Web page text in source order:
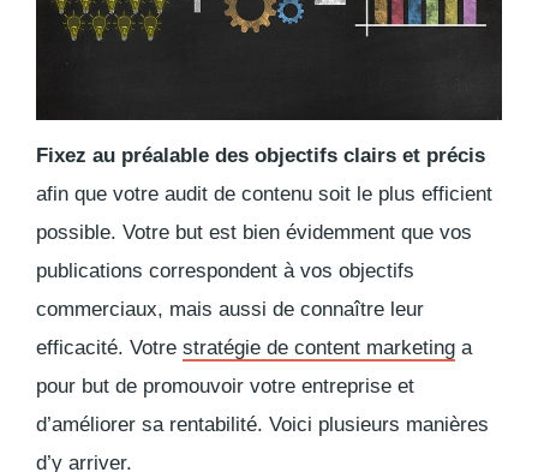
Fixez au préalable des objectifs clairs et précis
afin que votre audit de contenu soit le plus efficient
possible. Votre but est bien évidemment que vos
publications correspondent à vos objectifs
commerciaux, mais aussi de connaître leur
efficacité. Votre stratégie de content marketing a
pour but de promouvoir votre entreprise et
d’améliorer sa rentabilité. Voici plusieurs manières
d’y arriver.